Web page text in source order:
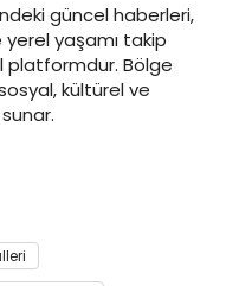
güncel haberleri,
yaşamı takip
platformdur. Bölge
kültürel ve